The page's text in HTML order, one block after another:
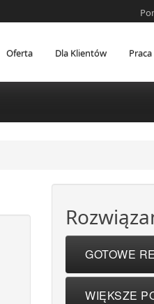
Oferta Dla Klientów Praca
GOTOWE
WIĘKSZE